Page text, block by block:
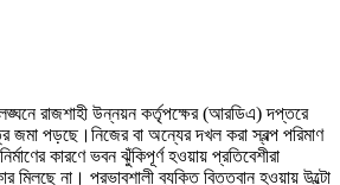
লঙ্ঘনে রাজশাহী উন্নয়ন কর্তৃপক্ষের (আরডিএ) দপ্তরে
জমা পড়ছে।নিজের বা অন্যের দখল করা স্বল্প পরিমাণ
কারণে ভবন ঝুঁকিপূর্ণ হওয়ায় প্রতিবেশীরা
মিলছে না। প্রভাবশালী ব্যক্তি বিত্তবান হওয়ায় উল্টো